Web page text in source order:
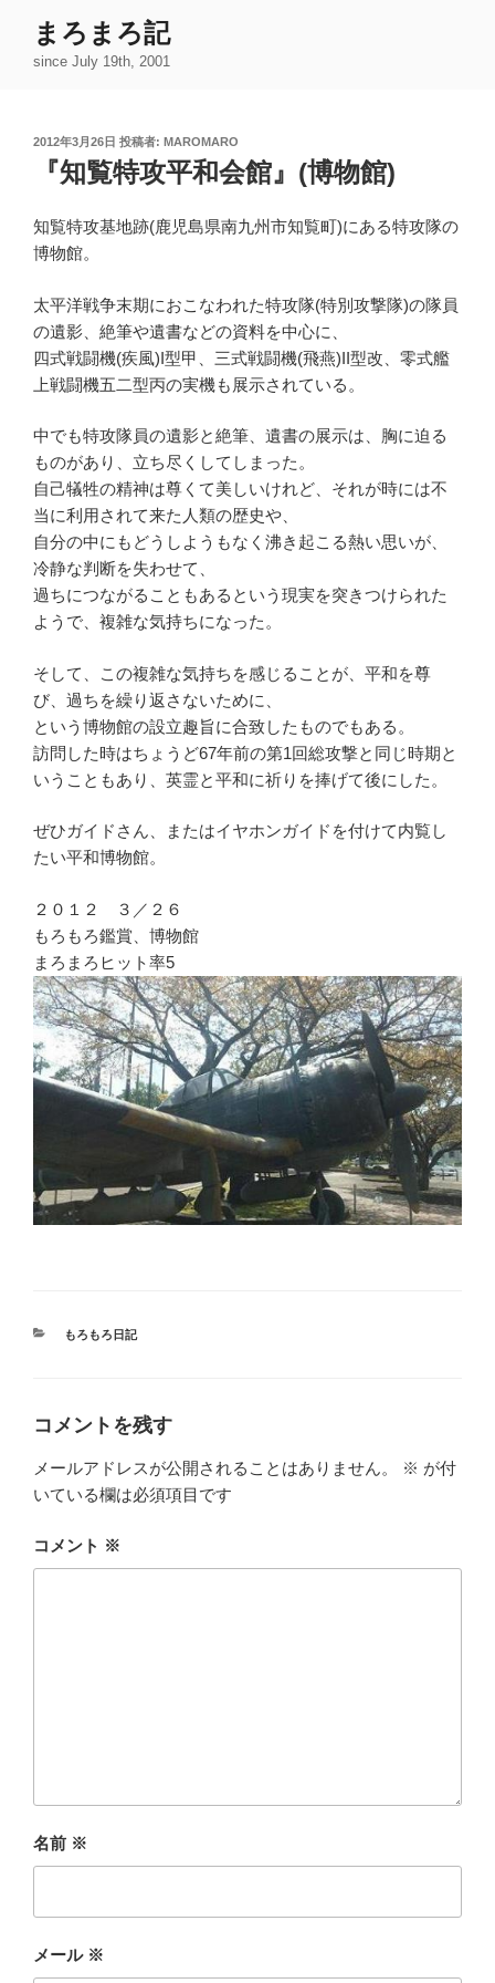
まろまろ記
since July 19th, 2001
投
2012年3月26日 投稿者: MAROMARO
『知覧特攻平和会館』(博物館)
知覧特攻基地跡(鹿児島県南九州市知覧町)にある特攻隊の
博物館。
太平洋戦争末期におこなわれた特攻隊(特別攻撃隊)の隊員
の遺影、絶筆や遺書などの資料を中心に、
四式戦闘機(疾風)I型甲、三式戦闘機(飛燕)II型改、零式艦
上戦闘機五二型丙の実機も展示されている。
中でも特攻隊員の遺影と絶筆、遺書の展示は、胸に迫る
ものがあり、立ち尽くしてしまった。
自己犠牲の精神は尊くて美しいけれど、それが時には不
当に利用されて来た人類の歴史や、
自分の中にもどうしようもなく沸き起こる熱い思いが、
冷静な判断を失わせて、
過ちにつながることもあるという現実を突きつけられた
ようで、複雑な気持ちになった。
そして、この複雑な気持ちを感じることが、平和を尊
び、過ちを繰り返さないために、
という博物館の設立趣旨に合致したものでもある。
訪問した時はちょうど67年前の第1回総攻撃と同じ時期と
いうこともあり、英霊と平和に祈りを捧げて後にした。
ぜひガイドさん、またはイヤホンガイドを付けて内覧し
たい平和博物館。
２０１２ ３／２６
もろもろ鑑賞、博物館
まろまろヒット率5
カ
ー
もろもろ日記
コメントを残す
メールアドレスが公開されることはありません。 ※ が付
いている欄は必須項目です
コメント ※
名前 ※
メール ※